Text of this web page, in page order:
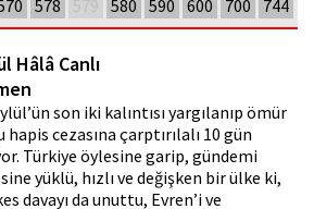
578 580 590 600 700 744
Hâlâ Canlı
son iki kalıntısı yargılanıp ömür
hapis cezasına çarptırılalı 10 gün
Türkiye öylesine garip, gündemi
yüklü, hızlı ve değişken bir ülke ki,
davayı da unuttu, Evren’i ve